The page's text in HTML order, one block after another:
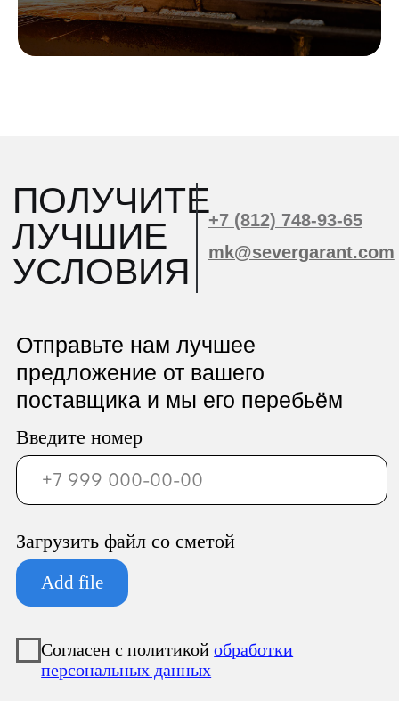
ООО «Север Гарант»
Юридический адрес:
196247, Санкт-Петербург г, вн.тер.г.
муниципальный округ
Новоизмайловское, пл. Конституции, д.
Фактический адрес: